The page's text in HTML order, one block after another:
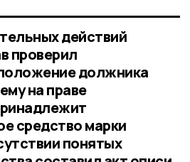
действий
проверил
должника
на праве
средство марки
понятых